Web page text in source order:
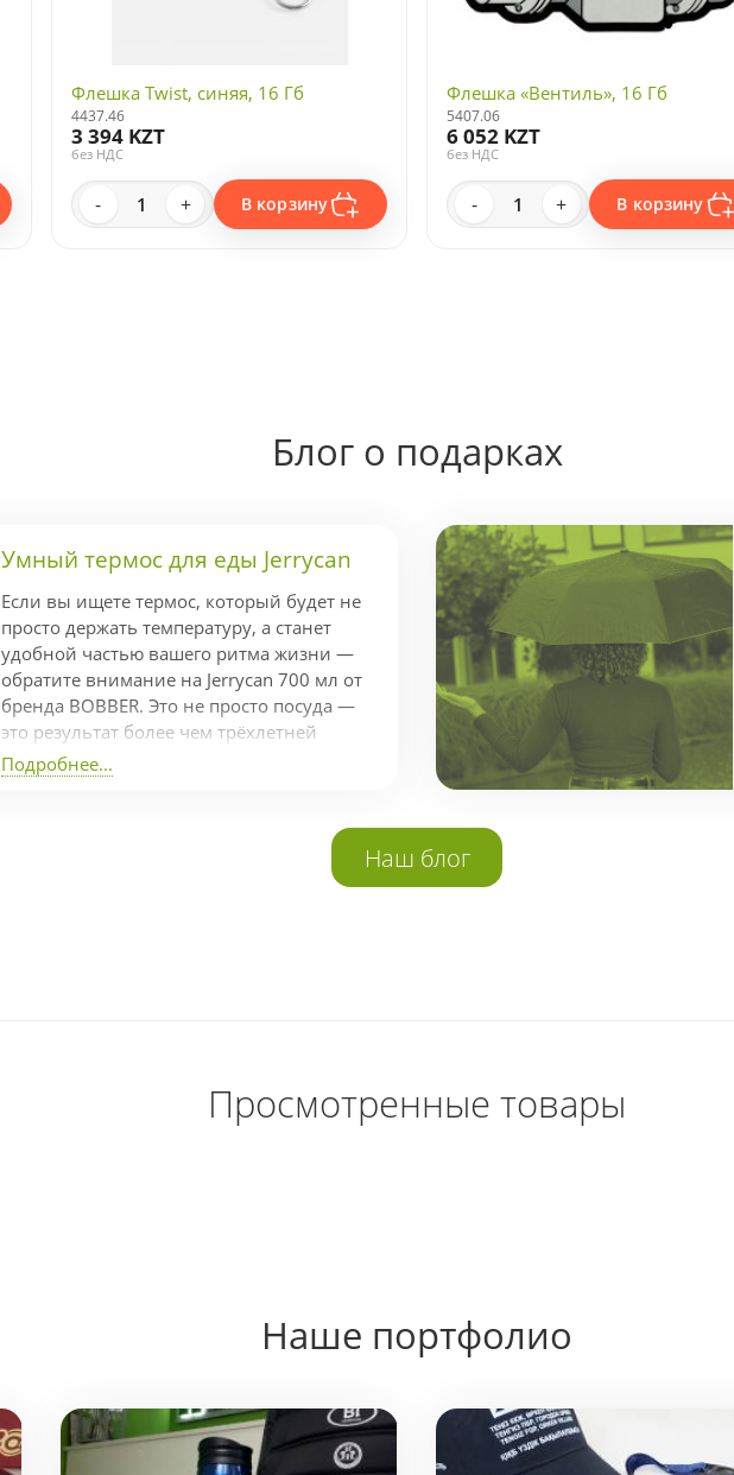
Флешка Twist, синяя, 16 Гб
4437.46
3 394 KZT
без НДС
- + В корзину
Флешка «Вентиль», 16 Гб
5407.06
6 052 KZT
без НДС
- + В корзину
Блог о подарках
Умный термос для еды Jerrycan
Если вы ищете термос, который будет не
просто держать температуру, а станет
удобной частью вашего ритма жизни —
обратите внимание на Jerrycan 700 мл от
бренда BOBBER. Это не просто посуда —
это результат более чем трёхлетней
разработки командой экспертов,
отмеченный престижной наградой Red
продуманный дизайн. Держит тепло до 14
Подробнее...
Наш блог
Просмотренные товары
Наше портфолио